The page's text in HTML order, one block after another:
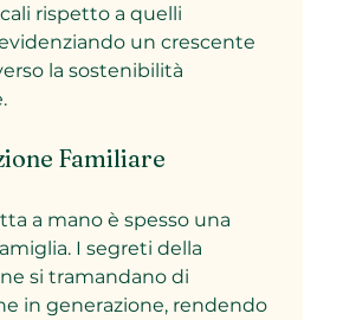
rispetto a quelli
un crescente
la sostenibilità
Familiare
a mano è spesso una
I segreti della
si tramandano di
in generazione, rendendo